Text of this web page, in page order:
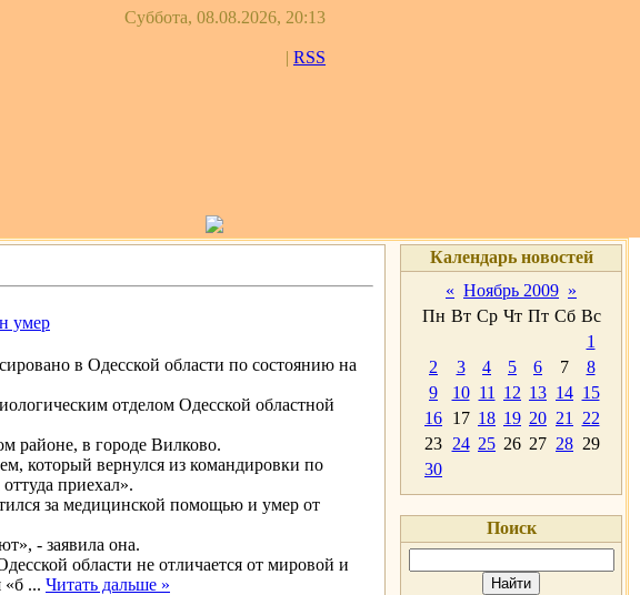
Суббота, 08.08.2026, 20:13
| RSS
умер
в Одесской области по состоянию на
отделом Одесской областной
районе, в городе Вилково.
который вернулся из командировки по
приехал».
за медицинской помощью и умер от
- заявила она.
области не отличается от мировой и
«б ... Читать дальше »
Календарь новостей
« Ноябрь 2009 »
Пн Вт Ср Чт Пт Сб Вс
1
2
3 4 5 6 7
8
9
10 11 12 13 14 15
16 17 18 19 20 21
22
23 24 25 26 27 28 29
30
Поиск